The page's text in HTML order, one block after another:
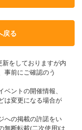
戻る
をしておりますが内
事前にご確認のう
ントの開催情報、
は変更になる場合が
への掲載の許諾をい
無断転載(二次使用)は